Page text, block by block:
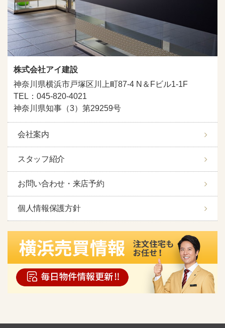
株式会社アイ建設
神奈川県横浜市戸塚区川上町87-4 N＆Fビル1-1F
TEL：045-820-4021
神奈川県知事（3）第29259号
会社案内
スタッフ紹介
お問い合わせ・来店予約
個人情報保護方針